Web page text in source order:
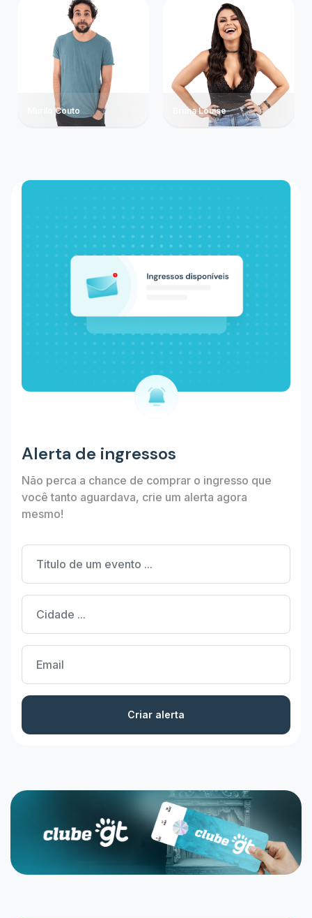
Murilo Couto Bruna Louise
Alerta de ingressos
Não perca a chance de comprar o ingresso que
você tanto aguardava, crie um alerta agora
mesmo!
Criar alerta